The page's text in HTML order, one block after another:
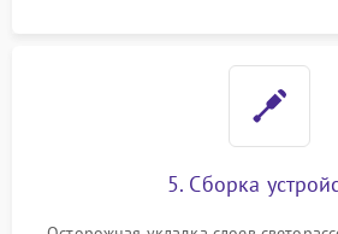
5. Сборка